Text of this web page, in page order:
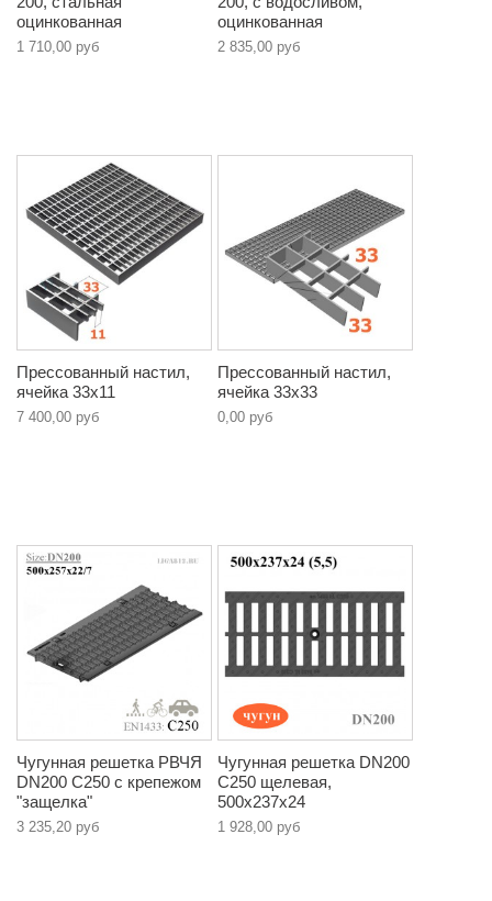
оцинкованная
1 710,00 руб
оцинкованная
2 835,00 руб
Прессованный настил,
ячейка 33х11
7 400,00 руб
Прессованный настил,
ячейка 33х33
0,00 руб
Чугунная решетка РВЧЯ
DN200 C250 с крепежом
"защелка"
3 235,20 руб
Чугунная решетка DN200
C250 щелевая,
500х237х24
1 928,00 руб